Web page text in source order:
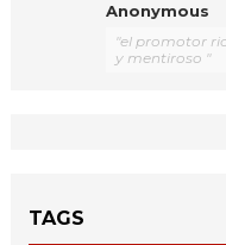
Anonymous
"el promotor
y mentiroso "
TAGS